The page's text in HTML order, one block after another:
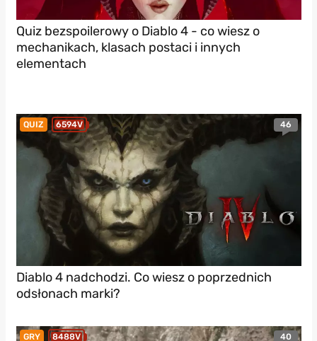
Quiz bezspoilerowy o Diablo 4 - co wiesz o
mechanikach, klasach postaci i innych
elementach
QUIZ 6594V 46
Diablo 4 nadchodzi. Co wiesz o poprzednich
odsłonach marki?
GRY 8488V 40